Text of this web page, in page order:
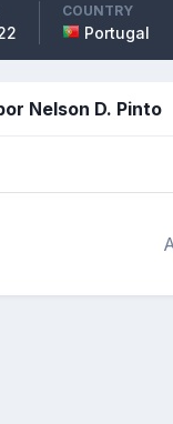
COUNTRY
Portugal
Nelson D. Pinto